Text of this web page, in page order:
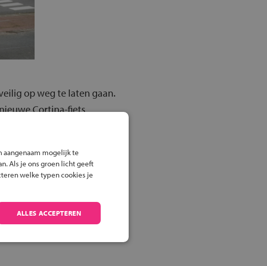
op weg te laten gaan.
Cortina-fiets
tips waarmee zij hun
aangenaam mogelijk te
Als je ons groen licht geeft
welke typen cookies je
ALLES ACCEPTEREN